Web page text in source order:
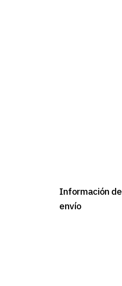
Información de
envío